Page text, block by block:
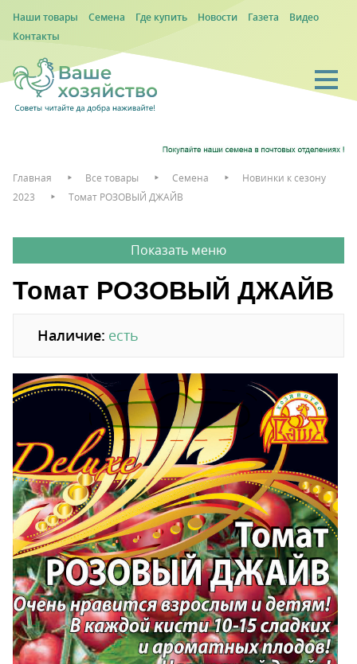
Наши товары Семена Где купить Новости Газета
Видео
Контакты
Главная Все товары Семена
Новинки к сезону
2023
Томат РОЗОВЫЙ ДЖАЙВ
Томат РОЗОВЫЙ ДЖАЙВ
Наличие: есть